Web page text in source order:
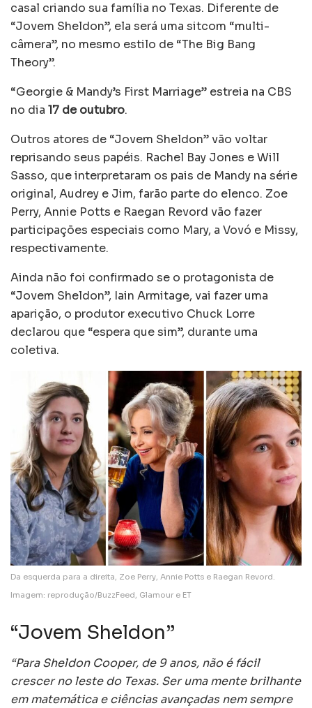
casal criando sua família no Texas. Diferente de
“Jovem Sheldon”, ela será uma sitcom “multi-
câmera”, no mesmo estilo de “The Big Bang
Theory”.
“Georgie & Mandy’s First Marriage” estreia na CBS
no dia 17 de outubro.
Outros atores de “Jovem Sheldon” vão voltar
reprisando seus papéis. Rachel Bay Jones e Will
Sasso, que interpretaram os pais de Mandy na série
original, Audrey e Jim, farão parte do elenco. Zoe
Perry, Annie Potts e Raegan Revord vão fazer
participações especiais como Mary, a Vovó e Missy,
respectivamente.
Ainda não foi confirmado se o protagonista de
“Jovem Sheldon”, Iain Armitage, vai fazer uma
aparição, o produtor executivo Chuck Lorre
declarou que “espera que sim”, durante uma
coletiva.
Da esquerda para a direita, Zoe Perry, Annie Potts e Raegan Revord.
Imagem: reprodução/BuzzFeed, Glamour e ET
“Jovem Sheldon”
“Para Sheldon Cooper, de 9 anos, não é fácil
crescer no leste do Texas. Ser uma mente brilhante
em matemática e ciências avançadas nem sempre